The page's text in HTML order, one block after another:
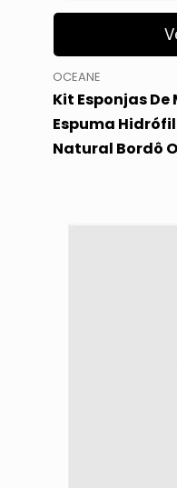
OCEANE
Kit Esponjas
Espuma
Natural Bordô